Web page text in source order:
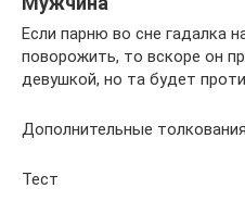
Если парню во сне гадалка
поворожить, то вскоре он
девушкой, но та будет
Дополнительные
Тест